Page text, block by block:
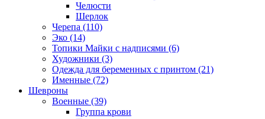
Челюсти
Шерлок
Черепа (110)
Эко (14)
Топики Майки с надписями (6)
Художники (3)
Одежда для беременных с принтом (21)
Именные (72)
Шевроны
Военные (39)
Группа крови